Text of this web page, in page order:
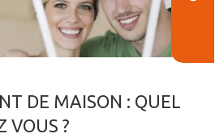
DE MAISON : QUEL
VOUS ?